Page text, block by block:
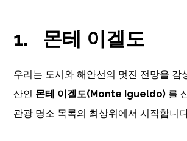
1. 몬테 이겔도
우리는 도시와 해안선의 멋진 전망을 감
산인 몬테 이겔도(Monte Igueldo) 를
관광 명소 목록의 최상위에서 시작합니